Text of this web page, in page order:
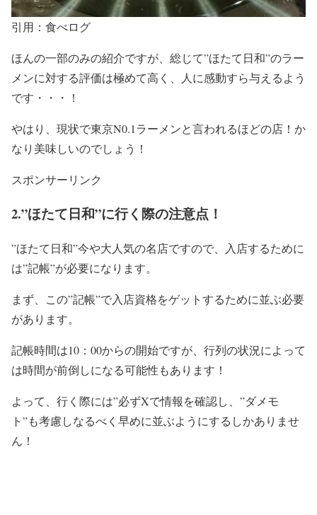
引用：食べログ
ほんの一部のみの紹介ですが、総じて”ほたて日和”のラー
メンに対する評価は極めて高く 人に感動すら与えるよう
です・・・！
やはり、 現状で東京N0.1ラーメンと言われるほどの店！か
なり美味しいのでしょう！
スポンサーリンク
2.”ほたて日和”に行く際の注意点！
”ほたて日和”今や大人気の名店ですので、
入店するために
は”記帳”が必要になります。
まず、この”記帳”で入店資格をゲットするために並ぶ必要
があります。
記帳時間は10：00からの開始ですが 、行列の状況によって
は時間が前倒しになる可能性もあります！
よって、 行く際には”必ずXで情報を確認し
”ダメモ
ト”も考慮しなるべく早めに並ぶようにするしかありませ
ん！